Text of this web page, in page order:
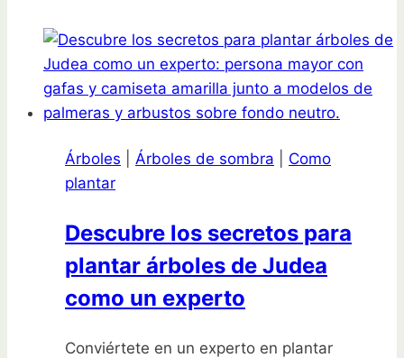
Árboles Árboles de sombra
Como
plantar
Descubre los secretos para
plantar árboles de Judea
como un experto
Conviértete en un experto en plantar